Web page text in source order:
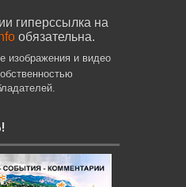
гиперссылка на
обязательна.
изображения и видео